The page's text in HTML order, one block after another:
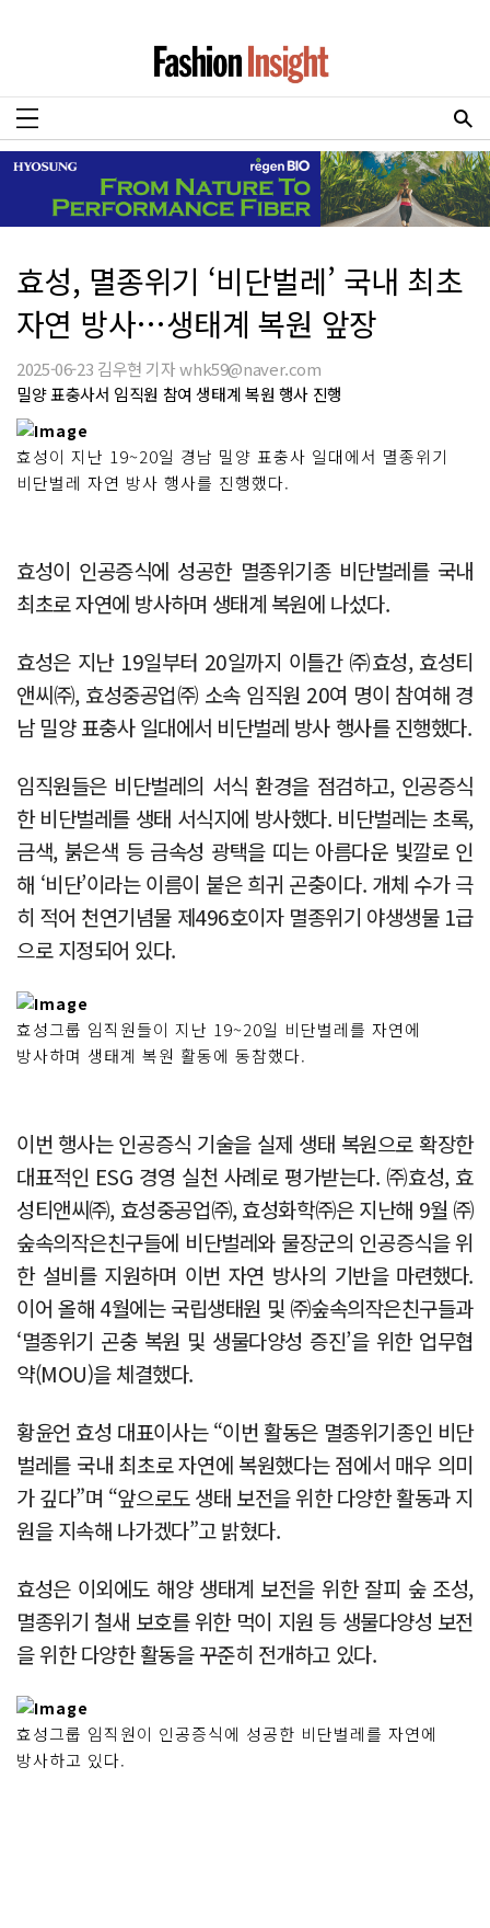
효성, 멸종위기 ‘비단벌레’ 국내 최초
자연 방사…생태계 복원 앞장
2025-06-23 김우현 기자 whk59@naver.com
밀양 표충사서 임직원 참여 생태계 복원 행사 진행
효성이 지난 19~20일 경남 밀양 표충사 일대에서 멸종위기
비단벌레 자연 방사 행사를 진행했다.
효성이 인공증식에 성공한 멸종위기종 비단벌레를 국내
최초로 자연에 방사하며 생태계 복원에 나섰다.
효성은 지난 19일부터 20일까지 이틀간 ㈜효성, 효성티
앤씨㈜, 효성중공업㈜ 소속 임직원 20여 명이 참여해 경
남 밀양 표충사 일대에서 비단벌레 방사 행사를 진행했다.
임직원들은 비단벌레의 서식 환경을 점검하고, 인공증식
한 비단벌레를 생태 서식지에 방사했다. 비단벌레는 초록,
금색, 붉은색 등 금속성 광택을 띠는 아름다운 빛깔로 인
해 ‘비단’이라는 이름이 붙은 희귀 곤충이다. 개체 수가 극
히 적어 천연기념물 제496호이자 멸종위기 야생생물 1급
으로 지정되어 있다.
효성그룹 임직원들이 지난 19~20일 비단벌레를 자연에
방사하며 생태계 복원 활동에 동참했다.
이번 행사는 인공증식 기술을 실제 생태 복원으로 확장한
대표적인 ESG 경영 실천 사례로 평가받는다. ㈜효성, 효
성티앤씨㈜, 효성중공업㈜, 효성화학㈜은 지난해 9월 ㈜
숲속의작은친구들에 비단벌레와 물장군의 인공증식을 위
한 설비를 지원하며 이번 자연 방사의 기반을 마련했다.
이어 올해 4월에는 국립생태원 및 ㈜숲속의작은친구들과
‘멸종위기 곤충 복원 및 생물다양성 증진’을 위한 업무협
약(MOU)을 체결했다.
황윤언 효성 대표이사는 “이번 활동은 멸종위기종인 비단
벌레를 국내 최초로 자연에 복원했다는 점에서 매우 의미
가 깊다”며 “앞으로도 생태 보전을 위한 다양한 활동과 지
원을 지속해 나가겠다”고 밝혔다.
효성은 이외에도 해양 생태계 보전을 위한 잘피 숲 조성,
멸종위기 철새 보호를 위한 먹이 지원 등 생물다양성 보전
을 위한 다양한 활동을 꾸준히 전개하고 있다.
효성그룹 임직원이 인공증식에 성공한 비단벌레를 자연에
방사하고 있다.